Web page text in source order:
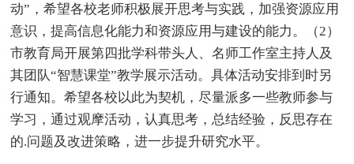
动”，希望各校老师积极展开思考与实践，加强资源应用
意识，提高信息化能力和资源应用与建设的能力。（2）
市教育局开展第四批学科带头人、名师工作室主持人及
其团队“智慧课堂”教学展示活动。具体活动安排到时另
行通知。希望各校以此为契机，尽量派多一些教师参与
学习，通过观摩活动，认真思考，总结经验，反思存在
的.问题及改进策略，进一步提升研究水平。